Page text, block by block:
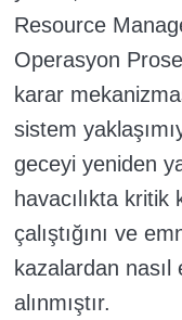
Resource
Operasyon
karar
sistem
geceyi yeniden
havacılıkta kritik
çalıştığını ve
kazalardan
alınmıştır.